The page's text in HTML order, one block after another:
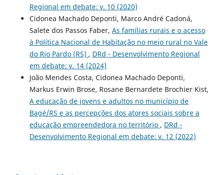
Regional em debate: v. 10 (2020)
Cidonea Machado Deponti, Marco André Cadoná,
Salete dos Passos Faber, As famílias rurais e o acesso
à Política Nacional de Habitação no meio rural no Vale
do Rio Pardo (RS) , DRd - Desenvolvimento Regional
em debate: v. 14 (2024)
João Mendes Costa, Cidonea Machado Deponti,
Markus Erwin Brose, Rosane Bernardete Brochier Kist,
A educação de jovens e adultos no município de
Bagé/RS e as percepções dos atores sociais sobre a
educação empreendedora no território , DRd -
Desenvolvimento Regional em debate: v. 12 (2022)